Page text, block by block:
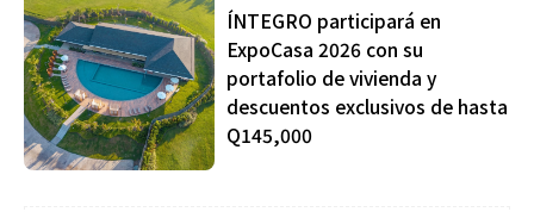
ÍNTEGRO participará en
ExpoCasa 2026 con su
portafolio de vivienda y
descuentos exclusivos de hasta
Q145,000